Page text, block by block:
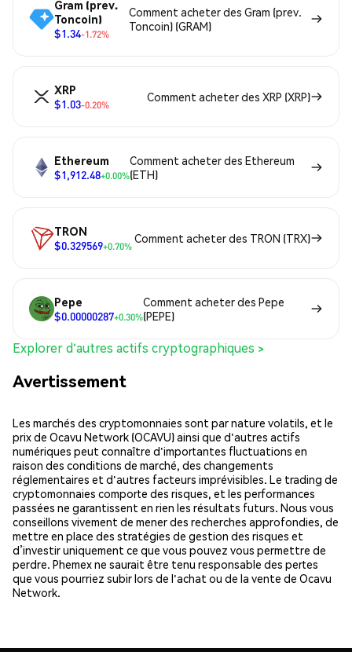
Gram (prev.
Toncoin)
$1.34-1.72%
Comment acheter des Gram (prev.
Toncoin) (GRAM)
XRP
$1.03-0.20%
Comment acheter des XRP (XRP)
Ethereum
$1,912.48+0.00%
Comment acheter des Ethereum
(ETH)
TRON
$0.329569+0.70%
Comment acheter des TRON (TRX)
Pepe
$0.00000287+0.30%
Comment acheter des Pepe
(PEPE)
Explorer d'autres actifs cryptographiques >
Avertissement
Les marchés des cryptomonnaies sont par nature volatils, et le
prix de Ocavu Network (OCAVU) ainsi que d'autres actifs
numériques peut connaître d'importantes fluctuations en
raison des conditions de marché, des changements
réglementaires et d'autres facteurs imprévisibles. Le trading de
cryptomonnaies comporte des risques, et les performances
passées ne garantissent en rien les résultats futurs. Nous vous
conseillons vivement de mener des recherches approfondies, de
mettre en place des stratégies de gestion des risques et
d’investir uniquement ce que vous pouvez vous permettre de
perdre. Phemex ne saurait être tenu responsable des pertes
que vous pourriez subir lors de l'achat ou de la vente de Ocavu
Network.